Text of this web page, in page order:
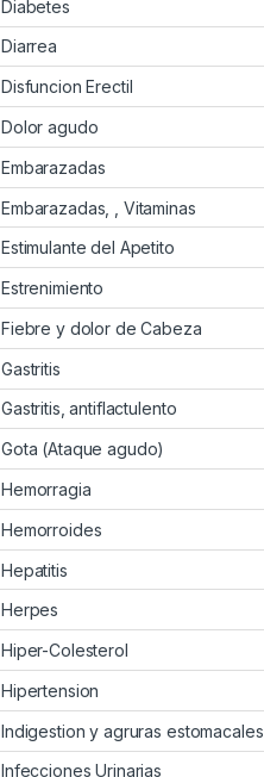
Diabetes
Diarrea
Disfuncion Erectil
Dolor agudo
Embarazadas
Embarazadas, , Vitaminas
Estimulante del Apetito
Estrenimiento
Fiebre y dolor de Cabeza
Gastritis
Gastritis, antiflactulento
Gota (Ataque agudo)
Hemorragia
Hemorroides
Hepatitis
Herpes
Hiper-Colesterol
Hipertension
Indigestion y agruras estomacales
Infecciones Urinarias